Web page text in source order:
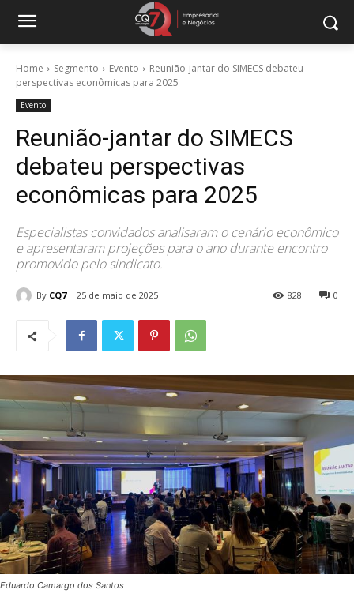
Home Segmento Evento
Reunião-jantar do SIMECS debateu
perspectivas econômicas para 2025
Evento
Reunião-jantar do SIMECS
debateu perspectivas
econômicas para 2025
Especialistas convidados analisaram o cenário econômico
e apresentaram projeções para o ano durante encontro
promovido pelo sindicato.
By CQ7 25 de maio de 2025 0
828
Eduardo Camargo dos Santos